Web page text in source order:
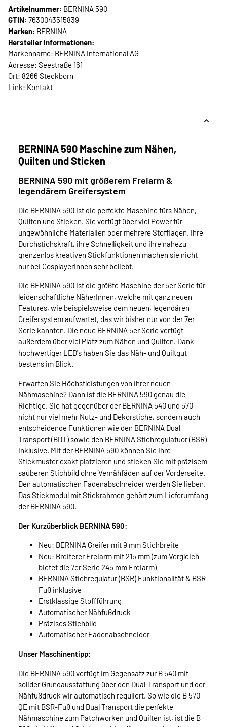
Artikelnummer: BERNINA 590
GTIN: 7630043515839
Marken: BERNINA
Hersteller Informationen:
Markenname: BERNINA International AG
Adresse: Seestraße 161
Ort: 8266 Steckborn
Link: Kontakt
BERNINA 590 Maschine zum Nähen,
Quilten und Sticken
BERNINA 590 mit größerem Freiarm &
legendärem Greifersystem
Die BERNINA 590 ist die perfekte Maschine fürs Nähen,
Quilten und Sticken. Sie verfügt über viel Power für
ungewöhnliche Materialien oder mehrere Stofflagen. Ihre
Durchstichskraft, ihre Schnelligkeit und ihre nahezu
grenzenlos kreativen Stickfunktionen machen sie nicht
nur bei CosplayerInnen sehr beliebt.
Die BERNINA 590 ist die größte Maschine der 5er Serie für
leidenschaftliche NäherInnen, welche mit ganz neuen
Features, wie beispielsweise dem neuen, legendären
Greifersystem aufwartet, das wir bisher nur von der 7er
Serie kannten. Die neue BERNINA 5er Serie verfügt
außerdem über viel Platz zum Nähen und Quilten. Dank
hochwertiger LED's haben Sie das Näh- und Quiltgut
bestens im Blick.
Erwarten Sie Höchstleistungen von ihrer neuen
Nähmaschine? Dann ist die BERNINA 590 genau die
Richtige. Sie hat gegenüber der BERNINA 540 und 570
nicht nur viel mehr Nutz- und Dekorstiche, sondern auch
entscheidende Funktionen wie den BERNINA Dual
Transport (BDT) sowie den BERNINA Stichregulatuor (BSR)
inklusive. Mit der BERNINA 590 können Sie Ihre
Stickmuster exakt platzieren und sticken Sie mit präzisem
sauberen Stichbild ohne Vernähfäden auf der Vorderseite.
Den automatischen Fadenabschneider werden Sie lieben.
Das Stickmodul mit Stickrahmen gehört zum Lieferumfang
der BERNINA 590.
Der Kurzüberblick BERNINA 590:
Neu: BERNINA Greifer mit 9 mm Stichbreite
Neu: Breiterer Freiarm mit 215 mm (zum Vergleich
bietet die 7er Serie 245 mm Freiarm)
BERNINA Stichregulatur (BSR) Funktionalität & BSR-
Fuß inklusive
Erstklassige Stoffführung
Automatischer Nähfußdruck
Präzises Stichbild
Automatischer Fadenabschneider
Unser Maschinentipp:
Die BERNINA 590 verfügt im Gegensatz zur B 540 mit
solider Grundausstattung über den Dual-Transport und der
Nähfußdruck wir automatisch reguliert. So wie die B 570
QE mit BSR-Fuß und Dual Transport die perfekte
Nähmaschine zum Patchworken und Quilten ist, ist die B